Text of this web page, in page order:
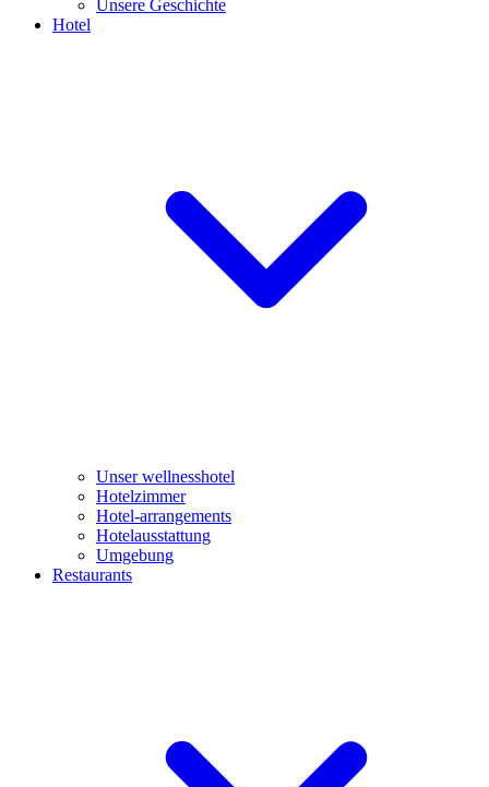
Unsere Geschichte
Hotel
Unser wellnesshotel
Hotelzimmer
Hotel-arrangements
Hotelausstattung
Umgebung
Restaurants